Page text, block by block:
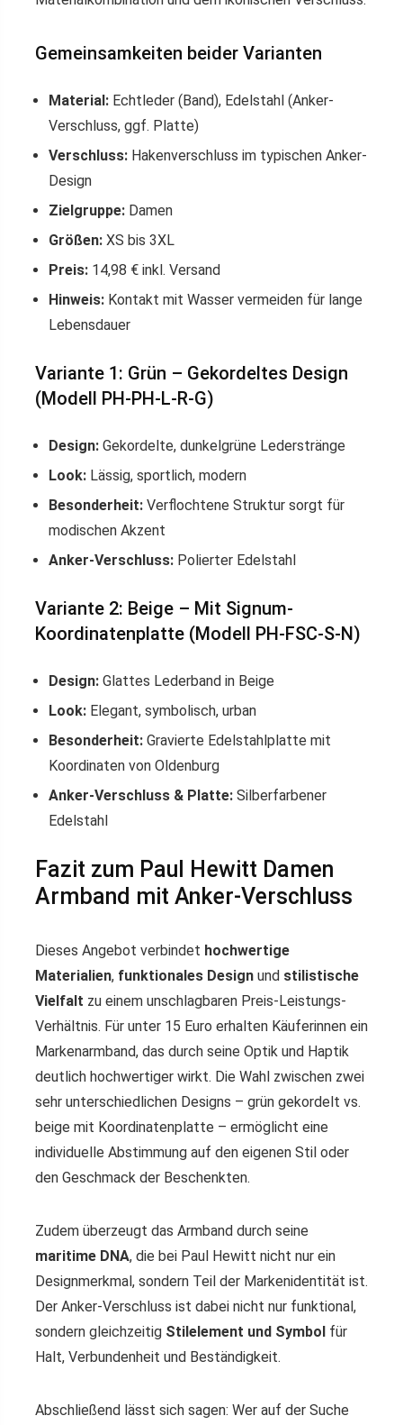
Gemeinsamkeiten beider Varianten
Material: Echtleder (Band), Edelstahl (Anker-
Verschluss, ggf. Platte)
Verschluss: Hakenverschluss im typischen Anker-
Design
Zielgruppe: Damen
Größen: XS bis 3XL
Preis: 14,98 € inkl. Versand
Hinweis: Kontakt mit Wasser vermeiden für lange
Lebensdauer
Variante 1: Grün – Gekordeltes Design
(Modell PH-PH-L-R-G)
Design: Gekordelte, dunkelgrüne Lederstränge
Look: Lässig, sportlich, modern
Besonderheit: Verflochtene Struktur sorgt für
modischen Akzent
Anker-Verschluss: Polierter Edelstahl
Variante 2: Beige – Mit Signum-
Koordinatenplatte (Modell PH-FSC-S-N)
Design: Glattes Lederband in Beige
Look: Elegant, symbolisch, urban
Besonderheit: Gravierte Edelstahlplatte mit
Koordinaten von Oldenburg
Anker-Verschluss & Platte: Silberfarbener
Edelstahl
Fazit zum Paul Hewitt Damen
Armband mit Anker-Verschluss
Dieses Angebot verbindet hochwertige
Materialien, funktionales Design und stilistische
Vielfalt zu einem unschlagbaren Preis-Leistungs-
Verhältnis. Für unter 15 Euro erhalten Käuferinnen ein
Markenarmband, das durch seine Optik und Haptik
deutlich hochwertiger wirkt. Die Wahl zwischen zwei
sehr unterschiedlichen Designs – grün gekordelt vs.
beige mit Koordinatenplatte – ermöglicht eine
individuelle Abstimmung auf den eigenen Stil oder
den Geschmack der Beschenkten.
Zudem überzeugt das Armband durch seine
maritime DNA, die bei Paul Hewitt nicht nur ein
Designmerkmal, sondern Teil der Markenidentität ist.
Der Anker-Verschluss ist dabei nicht nur funktional,
sondern gleichzeitig Stilelement und Symbol für
Halt, Verbundenheit und Beständigkeit.
Abschließend lässt sich sagen: Wer auf der Suche